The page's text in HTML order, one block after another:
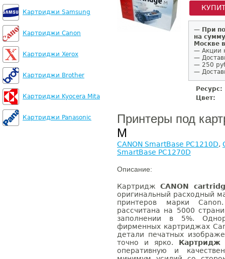
Картриджи Samsung
Картриджи Canon
Картриджи Xerox
Картриджи Brother
Картриджи Kyocera Mita
Картриджи Panasonic
— При
на
Москве
— Акции
—
— 250
—
Ресурс:
Цвет:
Принтеры под
M
CANON SmartBase PC1210D,
SmartBase PC1270D
Описание:
Картридж CANON
оригинальный расходный
принтеров марки
рассчитана на 5000
заполнении в 5%.
фирменных картриджах
детали печатных
точно и ярко. Картридж
оперативную и